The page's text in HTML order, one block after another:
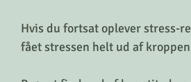
Hvis du fortsat oplever stress-
fået stressen helt ud af